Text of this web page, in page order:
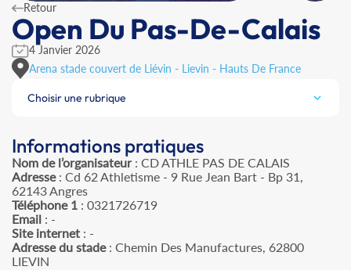
Retour
Open Du Pas-De-Calais
4 Janvier 2026
Arena stade couvert de Liévin - Lievin - Hauts De France
Choisir une rubrique
Informations pratiques
Nom de l’organisateur: CD ATHLE PAS DE CALAIS
Adresse: Cd 62 Athletisme - 9 Rue Jean Bart - Bp 31,
62143 Angres
Téléphone 1 : 0321726719
Email : -
Site internet : -
Adresse du stade: Chemin Des Manufactures, 62800
LIEVIN